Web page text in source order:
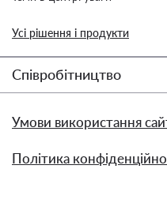
Усі рішення і продукти
Співробітництво
Умови використання
Політика